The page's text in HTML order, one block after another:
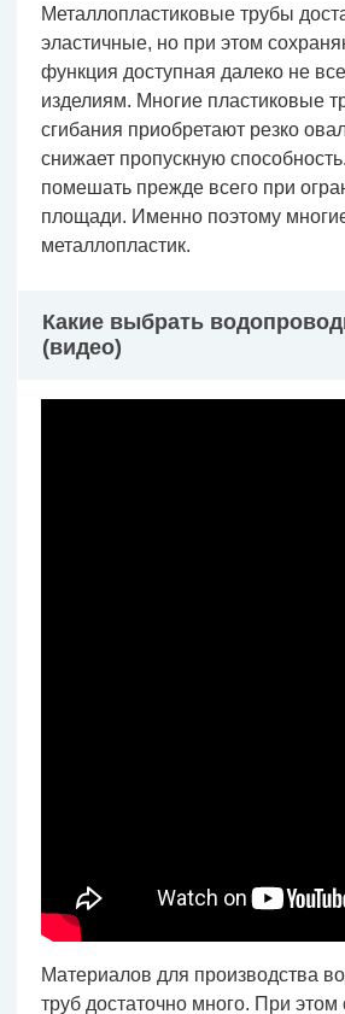
Металлопластиковые трубы
эластичные, но при этом
функция доступная далеко не
изделиям. Многие пластиковые
сгибания приобретают резко
снижает пропускную
помешать прежде всего при
площади. Именно поэтому
металлопластик.
Какие выбрать
(видео)
Материалов для производства
труб достаточно много. При